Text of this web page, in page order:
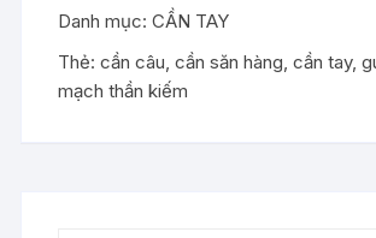
số
Danh mục:CẦN TAY
Thẻ:cần câu,cần săn hàng,cần tay,
mạch thần kiếm